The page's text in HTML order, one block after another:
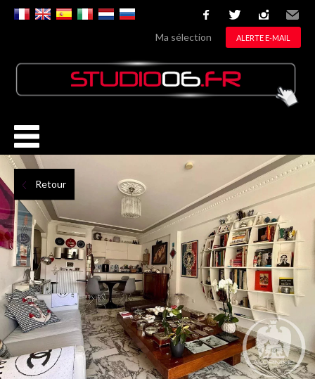
facebooktwitterinstagram
Email
Ma sélection ALERTE E-MAIL
Retour